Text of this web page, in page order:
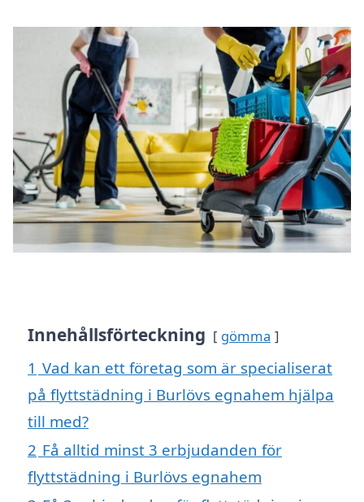
Innehållsförteckning gömma
1 Vad kan ett företag som är specialiserat
på flyttstädning i Burlövs egnahem hjälpa
till med?
2 Få alltid minst 3 erbjudanden för
flyttstädning i Burlövs egnahem